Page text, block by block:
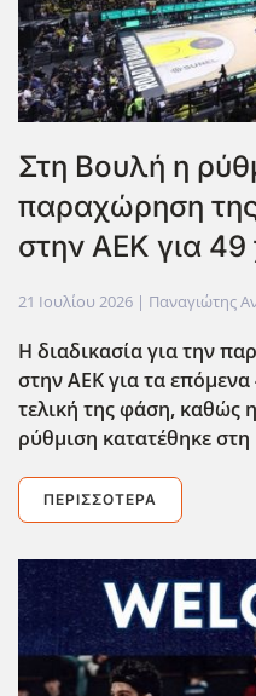
Στη Βουλή η
παραχώρηση
στην ΑΕΚ για 49
21 Ιουλίου 2026 | Παναγιώτης
Η διαδικασία για την
στην ΑΕΚ για τα
τελική της φάση, καθώς
ρύθμιση κατατέθηκε
ΠΕΡΙΣΣΌΤΕΡΑ